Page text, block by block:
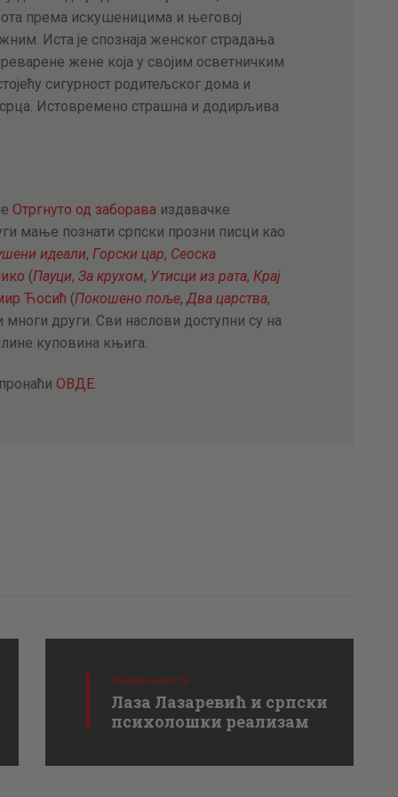
према искушеницима и његовој
Иста је спознаја женског страдања
жене која у својим осветничким
сигурност родитељског дома и
Истовремено страшна и додирљива
Отргнуто од забораваиздавачке
мање познати српски прозни писци као
идеали, Горски цар, Сеоска
(Пауци, За крухом, Утисци из рата, Крај
Ћосић (Покошено поље,Два царства,
многи други. Сви наслови доступни су на
куповина књига.
ОВДЕ.
Занимљивости
Лаза Лазаревић и српски
психолошки реализам